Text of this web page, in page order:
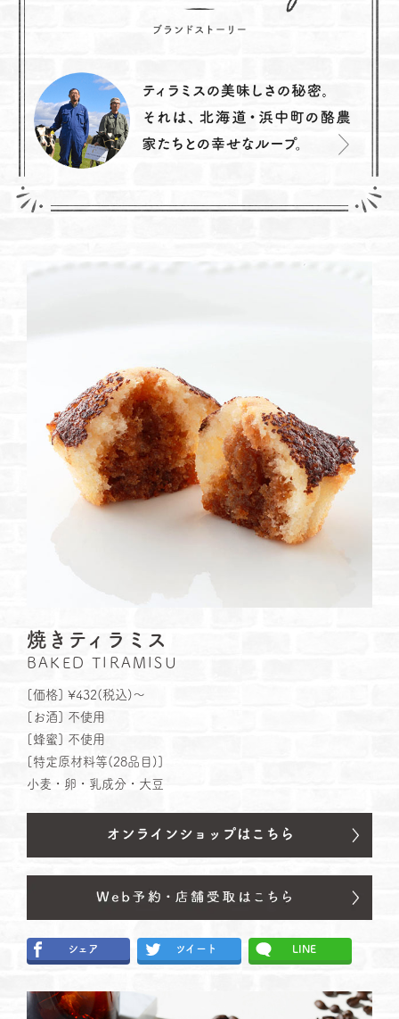
焼きティラミス
BAKED TIRAMISU
[価格] ¥432(税込)～
[お酒] 不使⽤
[蜂蜜] 不使⽤
[特定原材料等(28品⽬)]
小麦・卵・乳成分・大豆
シェア ツイート LINE